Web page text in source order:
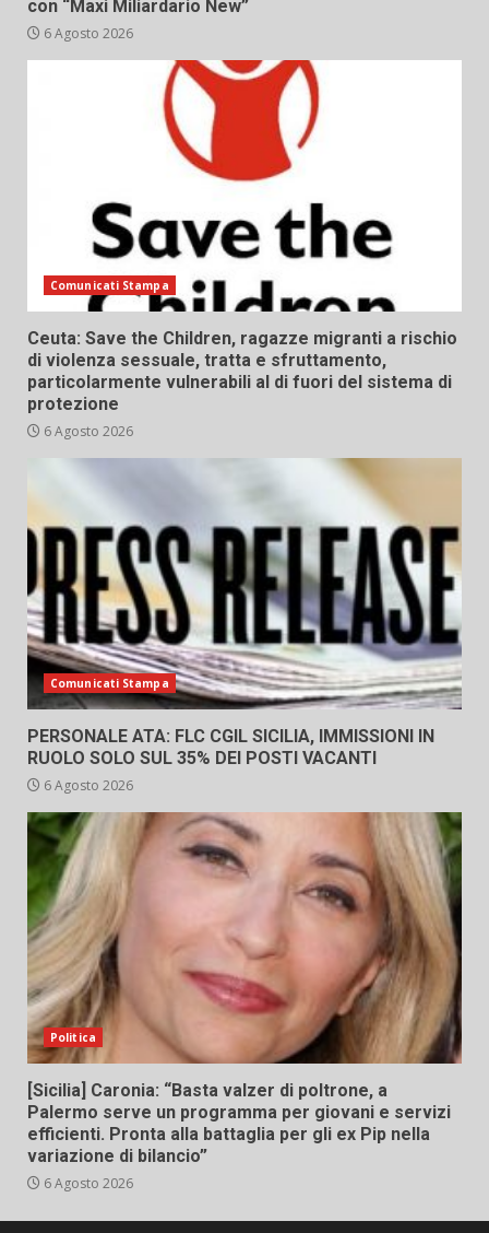
con “Maxi Miliardario New”
6 Agosto 2026
Comunicati Stampa
Ceuta: Save the Children, ragazze migranti a rischio
di violenza sessuale, tratta e sfruttamento,
particolarmente vulnerabili al di fuori del sistema di
protezione
6 Agosto 2026
Comunicati Stampa
PERSONALE ATA: FLC CGIL SICILIA, IMMISSIONI IN
RUOLO SOLO SUL 35% DEI POSTI VACANTI
6 Agosto 2026
Politica
[Sicilia] Caronia: “Basta valzer di poltrone, a
Palermo serve un programma per giovani e servizi
efficienti. Pronta alla battaglia per gli ex Pip nella
variazione di bilancio”
6 Agosto 2026